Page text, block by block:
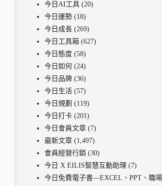
今日AI工具 (20)
今日運勢 (18)
今日成長 (269)
今日工具箱 (627)
今日態度 (58)
今日如何 (24)
今日品牌 (36)
今日生活 (57)
今日規劃 (119)
今日打卡 (201)
今日會員文章 (7)
最新文章 (1,497)
會員經營行銷 (30)
今日 X EILIS智慧互動助理 (7)
今日免費電子書—EXCEL、PPT、職